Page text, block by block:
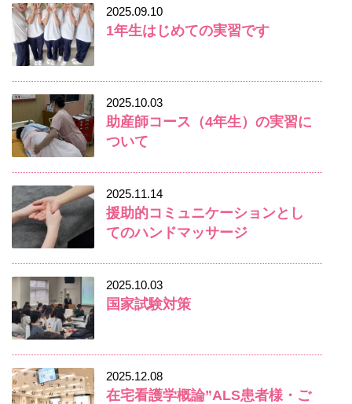
2025.09.10
1年生はじめての実習です
2025.10.03
助産師コース（4年生）の実習に
ついて
2025.11.14
援助的コミュニケーションとし
てのハンドマッサージ
2025.10.03
国家試験対策
2025.12.08
在宅看護学概論”ALS患者様・ご